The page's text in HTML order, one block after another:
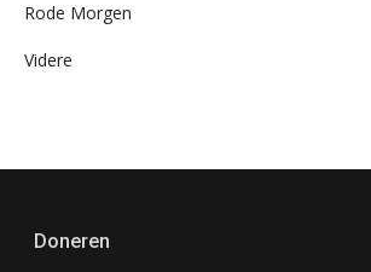
Rode Morgen
Videre
Doneren